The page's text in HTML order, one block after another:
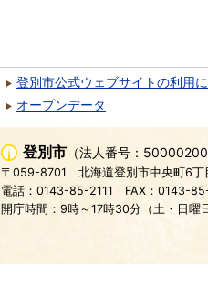
登別市公式ウェブサイトの利用
オープンデータ
登別市 （法人番号：
〒059-8701
北海道登別市中央町6丁
電話：0143-85-2111
FAX：0143-
開庁時間：9時～17時30分（土・日曜